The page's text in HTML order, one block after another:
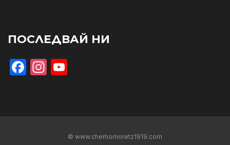
ПОСЛЕДВАЙ НИ
Facebook
Instagram
© www.chernomoretz1919.com